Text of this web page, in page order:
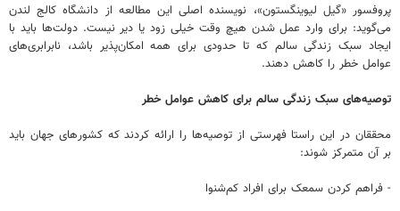
پروفسور «گیل لیوینگستون»، نویسنده اصلی این مطالعه از دانشگاه کالج لندن
می‌گوید: برای وارد عمل شدن هیچ وقت خیلی زود یا دیر نیست. دولت‌ها باید با
ایجاد سبک زندگی سالم که تا حدودی برای همه امکان‌پذیر باشد، نابرابری‌های
عوامل خطر را کاهش دهند.
توصیه‌های سبک زندگی سالم برای کاهش عوامل خطر
محققان در این راستا فهرستی از توصیه‌ها را ارائه کردند که کشورهای جهان باید
بر آن متمرکز شوند:
- فراهم کردن سمعک برای افراد کم‌شنوا